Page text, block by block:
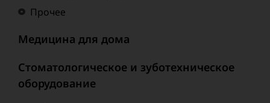
Прочее
Медицина для дома
Стоматологическое и зуботехническое
оборудование